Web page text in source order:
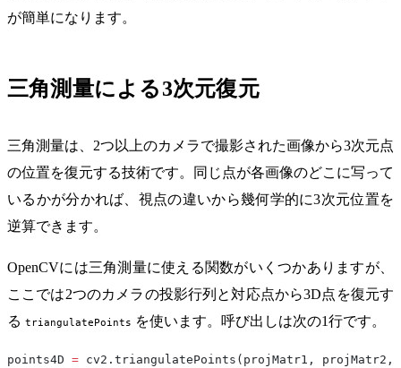
が簡単になります。
三角測量による3次元復元
三角測量は、2つ以上のカメラで撮影された画像から3次元点
の位置を復元する技術です。同じ点が各画像のどこに写って
いるかが分かれば、視点の違いから幾何学的に3次元位置を
逆算できます。
OpenCVには三角測量に使える関数がいくつかありますが、
ここでは2つのカメラの投影行列と対応点から3D点を復元す
る triangulatePoints を使います。呼び出しは次の1行です。
points4D = cv2.triangulatePoints(projMatr1, projMatr2,